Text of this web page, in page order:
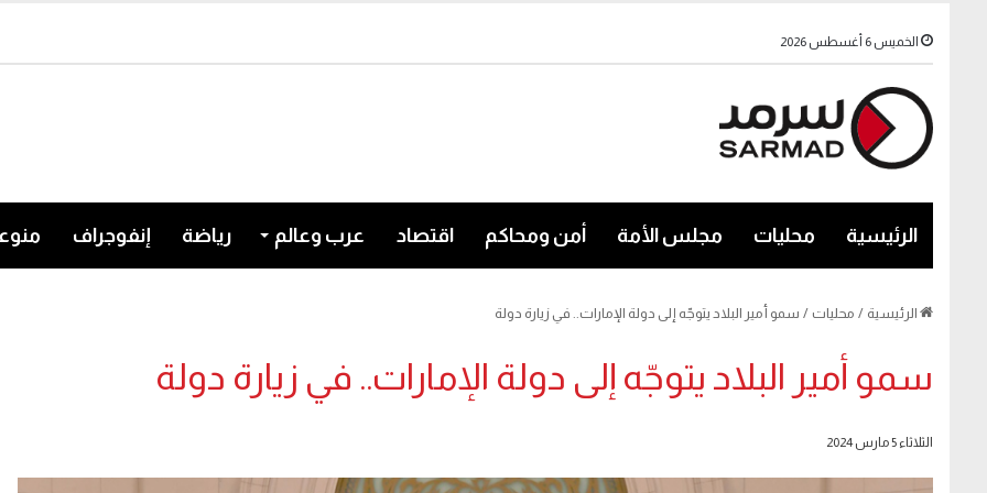
الخميس 6 أغسطس 2026
الرئيسية محليات مجلس الأمة أمن ومحاكم اقتصاد عرب وعالم رياضة إنفوجراف
الرئيسية / محليات / سمو أمير البلاد يتوجّه إلى دولة الإمارات.. في زيارة دولة
سمو أمير البلاد يتوجّه إلى دولة الإمارات.. في زيارة دولة
الثلاثاء 5 مارس 2024